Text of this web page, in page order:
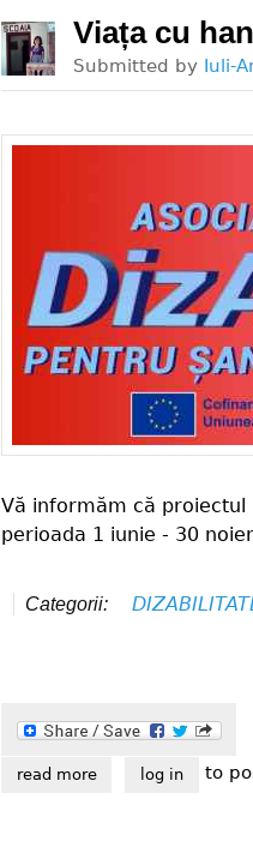
Viața cu
Submitted by Iuli-
Vă informăm că
perioada 1 iunie - 30
Categorii:
read moreabout viața cu
log in to